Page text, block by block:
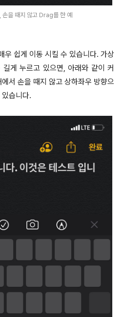
손을 때지 않고 Drag를 한 예
우 쉽게 이동 시킬 수 있습니다. 가상
게 누르고 있으면, 아래와 같이 커
서 손을 때지 않고 상하좌우 방향으
습니다.